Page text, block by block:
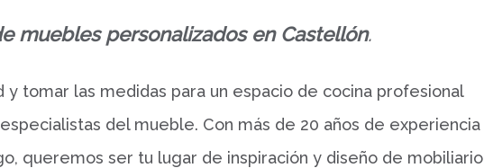
muebles personalizados en Castellón.
y tomar las medidas para un espacio de cocina profesional
del mueble. Con más de 20 años de experiencia
queremos ser tu lugar de inspiración y diseño de mobiliario